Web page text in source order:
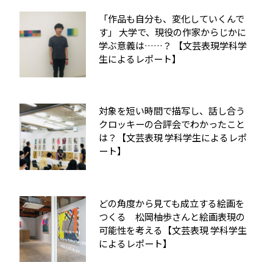
「作品も自分も、変化していくんで
す」 大学で、現役の作家からじかに
学ぶ意義は……？ 【文芸表現学科学
生によるレポート】
対象を短い時間で描写し、話し合う
クロッキーの合評会でわかったこと
は？【文芸表現 学科学生によるレポ
ート】
どの角度から見ても成立する絵画を
つくる 松岡柚歩さんと絵画表現の
可能性を考える【文芸表現 学科学生
によるレポート】